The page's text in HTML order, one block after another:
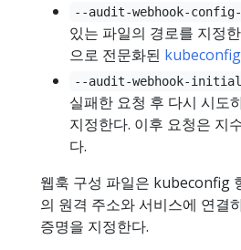
--audit-webhook-
있는 파일의 경로를 지정
으로 전문화된 kubeconfig
--audit-webhook-
실패한 요청 후 다시 시도
지정한다. 이후 요청은 지
다.
웹훅 구성 파일은 kubeconfig
의 원격 주소와 서비스에 연결
증명을 지정한다.